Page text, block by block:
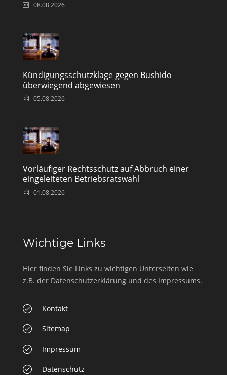
08.08.2026
Kündigungsschutzklage gegen Bushido
überwiegend abgewiesen
05.08.2026
Vorläufiger Rechtsschutz auf Abbruch einer
eingeleiteten Betriebsratswahl
01.08.2026
Wichtige Links
Hier finden Sie Links zu wichtigen Unterseiten wie
z.B. der Datenschutzerklärung und des Impressums.
Kontakt
Sitemap
Impressum
Datenschutz